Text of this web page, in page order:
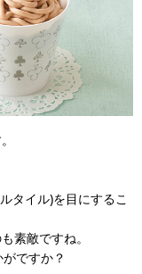
タイル)を目にするこ
素敵ですね。
ですか？